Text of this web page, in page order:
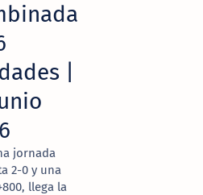
|
jornada
2-0 y una
llega la